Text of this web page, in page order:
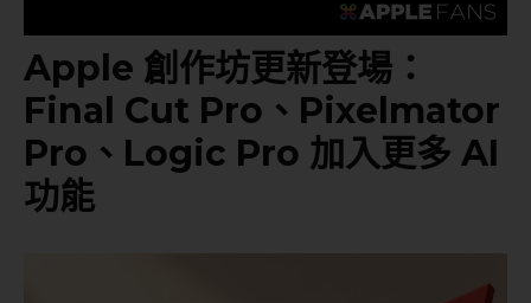
Apple 創作坊更新登場：
Final Cut Pro、Pixelmator
Pro、Logic Pro 加入更多 AI
功能